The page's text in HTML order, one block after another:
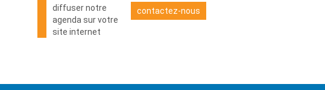
diffuser notre
agenda sur votre
site internet
contactez-nous